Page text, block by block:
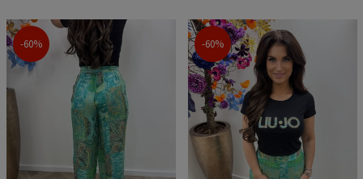
-60% -60%